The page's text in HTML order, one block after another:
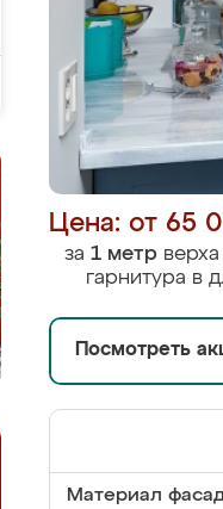
Цена: от 65
за 1 метр
гарнитура в
Посмотреть
Материал